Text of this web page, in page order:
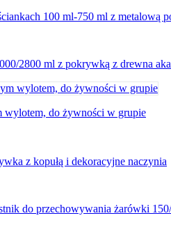
100 ml-750 ml z metalową
2800 ml z pokrywką z drewna
wylotem, do żywności w grupie
z kopułą i dekoracyjne naczynia
do przechowywania żarówki